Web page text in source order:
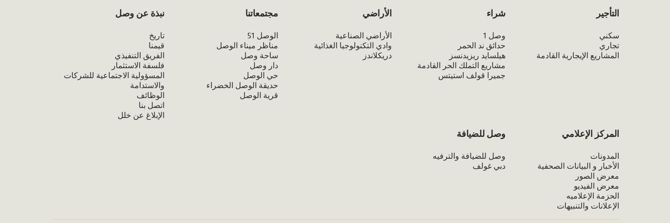
التأجير
سكني
تجاري
المشاريع الإيجارية القادمة
شراء
وصل 1
حدائق ند الحمر
هيلسايد ريزيدنسز
مشاريع التملك الحر القادمة
جميرا قولف استيتس
الأراضي
الأراضي الصناعية
وادي التكنولوجيا الغذائية
دريكلاندز
مجتمعاتنا
الوصل 51
مناظر ميناء الوصل
ساحة وصل
دار وصل
حي الوصل
حديقة الوصل الخضراء
قرية الوصل
نبذة عن وصل
تاريخ
قيمنا
الفريق التنفيذي
فلسفة الاستثمار
المسؤولية الاجتماعية للشركات
والاستدامة
الوظائف
اتصل بنا
الإبلاغ عن خلل
المركز الإعلامي
المدونات
الأخبار و البيانات الصحفية
معرض الصور
معرض الفيديو
الحزمة الإعلاميه
الإعلانات والتنبيهات
وصل للضيافة
وصل للضيافة والترفيه
دبي غولف